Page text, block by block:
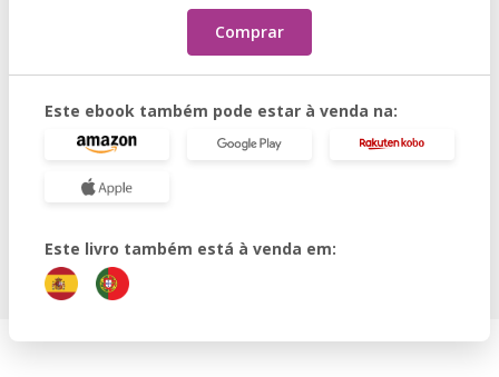
Comprar
Este ebook também pode estar à venda na:
Este livro também está à venda em: